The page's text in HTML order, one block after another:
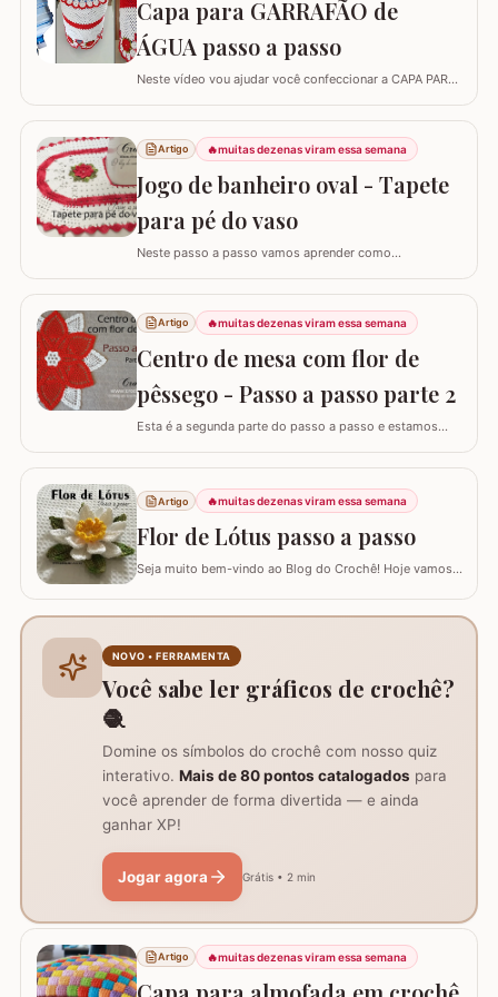
no final da carreira. (Link para…
Capa para GARRAFÃO de
ÁGUA passo a passo
Neste vídeo vou ajudar você confeccionar a CAPA PARA
sucesso agora com passo a passo super detalhado.
Esta capa veste bem um GARRAFÃO de 20 l e você pode
diminuir a quantidade de flores para fazer a capa para
um garrafão menor, aliás, se o seu ponto for…
Artigo 🔥muitas dezenas viram essa semana
Jogo de banheiro oval - Tapete
para pé do vaso
Neste passo a passo vamos aprender como
compõe o jogo de banheiro oval. Este jogo de banheiro
foi uma adaptação que fiz de um modelo de tapete e o
passo a passo do TAPETE DO LAVABO já está
disponível aqui no blog, confira nos links abaixo! Jogo
Artigo 🔥muitas dezenas viram essa semana
Centro de mesa com flor de
pêssego - Passo a passo parte 2
Esta é a segunda parte do passo a passo e estamos
Se está procurando o início do trabalho visite o link
abaixo onde também temos a lista completa de
materiais. Centro de mesa com flor de pêssego - Parte 1
Tamanho do trabalho pronto: 60 cm de…
Artigo 🔥muitas dezenas viram essa semana
Flor de Lótus passo a passo
Seja muito bem-vindo ao Blog do Crochê! Hoje vamos
crie uma peça volumosa e encantadora, perfeita para
trilhos de mesa, aplicações em tapetes ou…
NOVO • FERRAMENTA
Você sabe ler gráficos de crochê?
🧶
Domine os símbolos do crochê com nosso quiz
interativo. Mais de 80 pontos catalogados para
você aprender de forma divertida — e ainda
ganhar XP!
Jogar agora Grátis • 2 min
Artigo 🔥muitas dezenas viram essa semana